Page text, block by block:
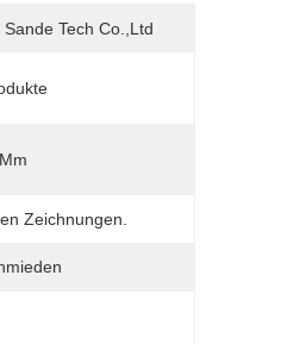
Tech Co.,Ltd
Zeichnungen.